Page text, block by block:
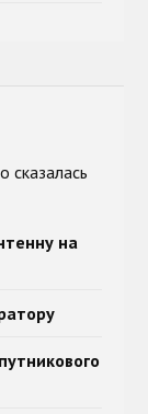
сказалась
на